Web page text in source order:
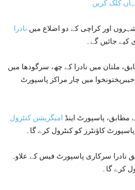
کلک کریں
نادرا
جائیں گے۔
ملتان میں نادرا کے چھ، سرگودھا میں
خیبرپختونخوا میں چار مراکز پاسپورٹ
مطابق، پاسپورٹ اینڈ امیگریشن کنٹرول
پاسپورٹ کاؤنٹرز کو کنٹرول کرے گا۔
سرکاری پاسپورٹ فیس کے علاوہ
کرے گا۔